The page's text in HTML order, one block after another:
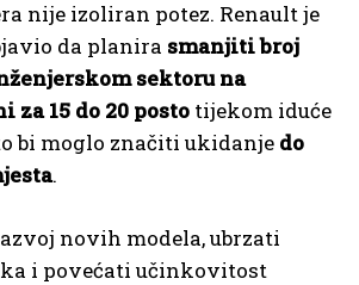
nije izoliran potez. Renault je
da planira smanjiti broj
sektoru na
15 do 20 posto tijekom iduće
bi moglo značiti ukidanje do
.
novih modela, ubrzati
i povećati učinkovitost